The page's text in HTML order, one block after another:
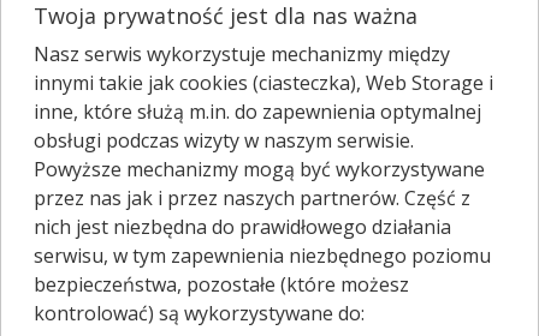
Sprawdź, które apteki w Żerkowie posiadają Twój
lek i zarezerwuj go już teraz!
Wpisz nazwę leku
W Żerkowie są apteki.
apteka zgłosiła nam, że jest właśnie
otwarta.*
Wybierz typ aptek
Twoja prywatność jest dla nas ważna
Nasz serwis wykorzystuje mechanizmy między
innymi takie jak cookies (ciasteczka), Web Storage i
inne, które służą m.in. do zapewnienia optymalnej
obsługi podczas wizyty w naszym serwisie.
Powyższe mechanizmy mogą być wykorzystywane
przez nas jak i przez naszych partnerów. Część z
nich jest niezbędna do prawidłowego działania
serwisu, w tym zapewnienia niezbędnego poziomu
bezpieczeństwa, pozostałe (które możesz
kontrolować) są wykorzystywane do: